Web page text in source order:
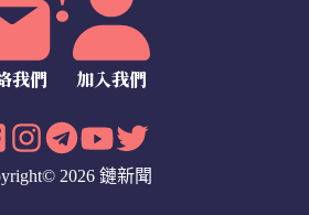
我們 加入我們
2026 鏈新聞